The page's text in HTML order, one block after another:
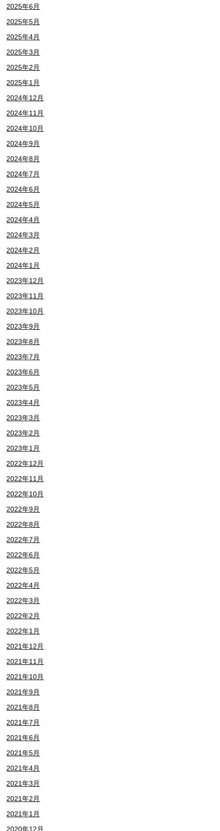
2025年6月
2025年5月
2025年4月
2025年3月
2025年2月
2025年1月
2024年12月
2024年11月
2024年10月
2024年9月
2024年8月
2024年7月
2024年6月
2024年5月
2024年4月
2024年3月
2024年2月
2024年1月
2023年12月
2023年11月
2023年10月
2023年9月
2023年8月
2023年7月
2023年6月
2023年5月
2023年4月
2023年3月
2023年2月
2023年1月
2022年12月
2022年11月
2022年10月
2022年9月
2022年8月
2022年7月
2022年6月
2022年5月
2022年4月
2022年3月
2022年2月
2022年1月
2021年12月
2021年11月
2021年10月
2021年9月
2021年8月
2021年7月
2021年6月
2021年5月
2021年4月
2021年3月
2021年2月
2021年1月
2020年12月